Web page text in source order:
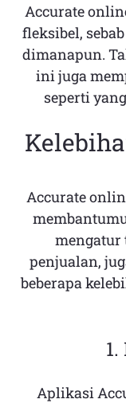
Accurate
fleksibel,
dimanapun.
ini juga
seperti
Accurate
mengatur
penjualan,
beberapa
Aplikasi